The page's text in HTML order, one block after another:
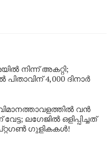
നിന്ന് അകറ്റി;
4,000 ദിനാർ
വൻ
ലഗേജിൽ ഒളിപ്പിച്ചത്
ഗുളികകൾ!